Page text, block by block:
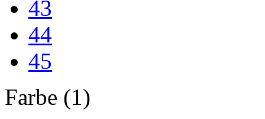
43
44
45
Farbe (1)